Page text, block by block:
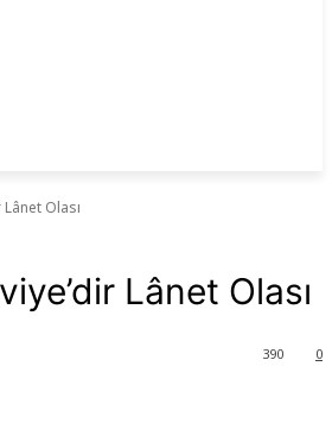
Olası
Lânet Olası
0
390